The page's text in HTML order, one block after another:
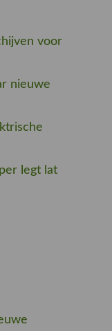
voor
nieuwe
legt lat